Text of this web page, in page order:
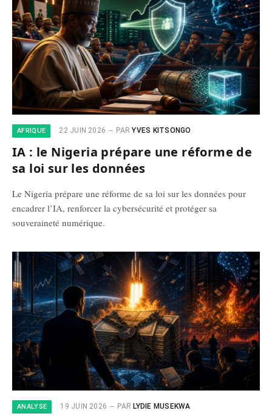
AFRIQUE 22 JUIN 2026 PAR YVES KITSONGO
IA : le Nigeria prépare une réforme de
sa loi sur les données
Le Nigeria prépare une réforme de sa loi sur les données pour
encadrer l’IA, renforcer la cybersécurité et protéger sa
souveraineté numérique.
ANALYSE 19 JUIN 2026 PAR LYDIE MUSEKWA